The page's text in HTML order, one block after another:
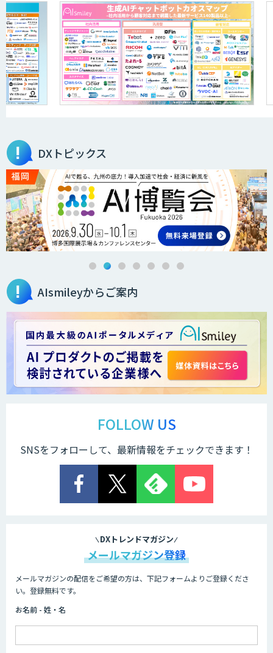
異常検知AI
需要予測＋業務最適化AIシステム
『KISS』
QANT VoC
m2view
ローカル対応文書管理AIシステム
AI開発・伴走支援・内製化支援
ング研修
法人向け生成AIチャットサービス「ナレ
フルチャット」
と議事録化『スマレコ』
DXトピックス
AIsmileyからご案内
FOLLOW US
SNSをフォローして、最新情報をチェックできます！
DXトレンドマガジン
メールマガジン登録
メールマガジンの配信をご希望の方は、下記フォームよりご登録くださ
い。登録無料です。
お名前 - 姓・名